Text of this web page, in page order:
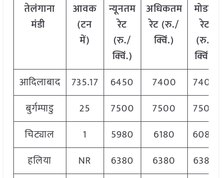
तेलंगाना
मंडी
आवक
(टन
में)
न्यूनतम
रेट
(रु./
क्विं.)
अधिकतम
रेट (रु./
क्विं.)
मोडल
रेट
(रु./
क्विं.)
आदिलाबाद
735.17 6450 7400
7400
बुर्गम्पाडु
25 7500 7500
7500
चिट्याल
1 5980 6180
6080
हलिया
NR 6380 6380
6380